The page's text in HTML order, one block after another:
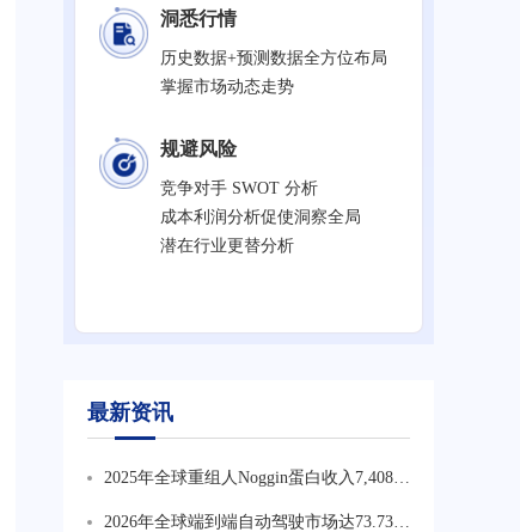
洞悉行情
历史数据+预测数据全方位布局
掌握市场动态走势
规避风险
竞争对手 SWOT 分析
成本利润分析促使洞察全局
潜在行业更替分析
最新资讯
2025年全球重组人Noggin蛋白收入7,408万
2026年全球端到端自动驾驶市场达73.73亿